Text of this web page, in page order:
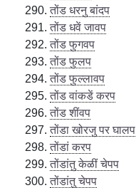
तोंड धरनु बांदप
तोंड धवें जावप
तोंड फुगवप
तोंड फुलप
तोंड फुल्लावप
तोंड वांकडें करप
तोंड शींवप
तोंडा खोरजु पर घालप
तोंडां करप
तोंडांतु केळीं चेपप
तोंडांतु चेपप